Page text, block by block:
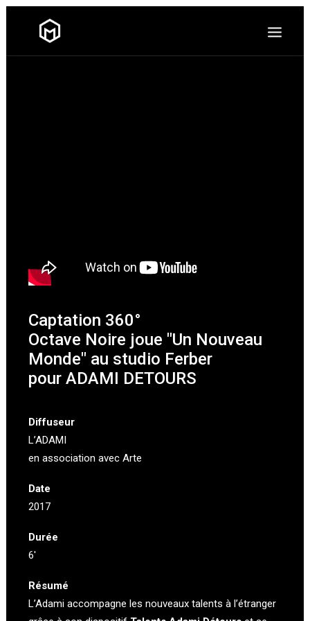
Captation 360°
Octave Noire joue "Un Nouveau
Monde" au studio Ferber
pour ADAMI DETOURS
Diffuseur
L’ADAMI
en association avec Arte
Date
2017
Durée
6′
Résumé
L’Adami accompagne les nouveaux talents à l’étranger